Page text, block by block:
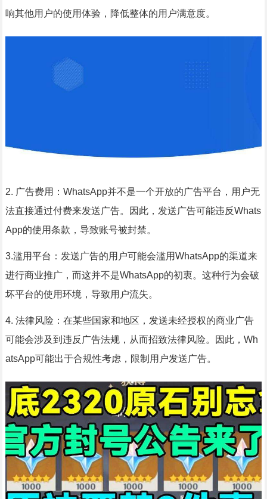
响其他用户的使用体验，降低整体的用户满意度。
2. 广告费用：WhatsApp并不是一个开放的广告平台，用户无
法直接通过付费来发送广告。因此，发送广告可能违反Whats
App的使用条款，导致账号被封禁。
3.滥用平台：发送广告的用户可能会滥用WhatsApp的渠道来
进行商业推广，而这并不是WhatsApp的初衷。这种行为会破
坏平台的使用环境，导致用户流失。
4. 法律风险：在某些国家和地区，发送未经授权的商业广告
可能会涉及到违反广告法规，从而招致法律风险。因此，Wh
atsApp可能出于合规性考虑，限制用户发送广告。